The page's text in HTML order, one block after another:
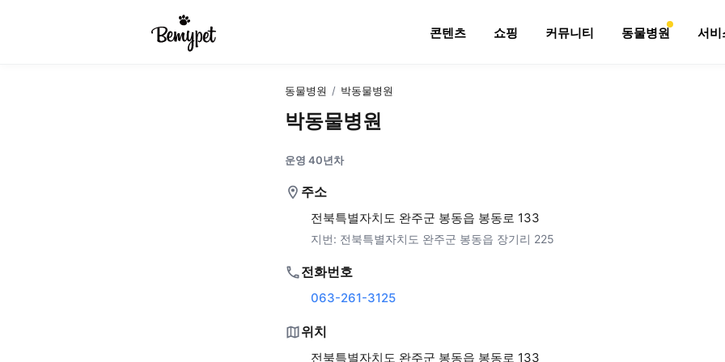
콘텐츠 쇼핑 커뮤니티 동물병원 서비
동물병원 / 박동물병원
박동물병원
운영 40년차
주소
전북특별자치도 완주군 봉동읍 봉동로 133
지번: 전북특별자치도 완주군 봉동읍 장기리 225
전화번호
063-261-3125
위치
전북특별자치도 완주군 봉동읍 봉동로 133